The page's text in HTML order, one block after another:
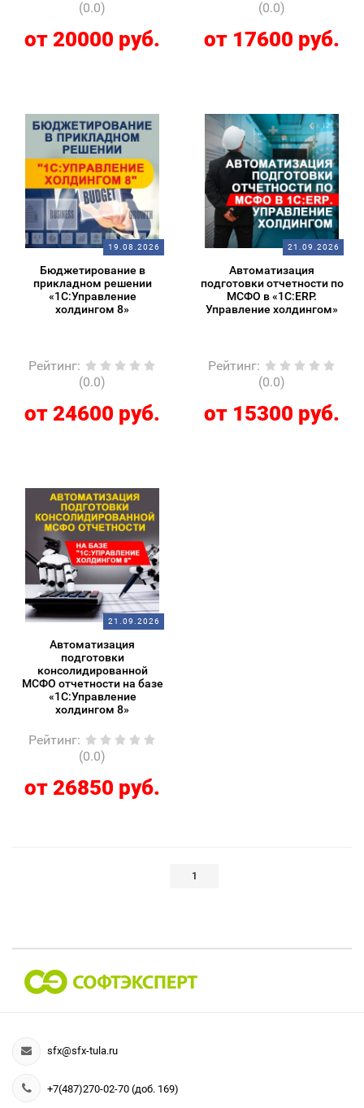
(0.0)
от 20000 руб.
(0.0)
от 17600 руб.
19.08.2026
Бюджетирование в
прикладном решении
«1С:Управление
холдингом 8»
Рейтинг:
(0.0)
от 24600 руб.
21.09.2026
Автоматизация
подготовки отчетности по
МСФО в «1С:ERP.
Управление холдингом»
Рейтинг:
(0.0)
от 15300 руб.
21.09.2026
Автоматизация
подготовки
консолидированной
МСФО отчетности на базе
«1С:Управление
холдингом 8»
Рейтинг:
(0.0)
от 26850 руб.
1
sfx@sfx-tula.ru
+7(487)270-02-70 (доб. 169)